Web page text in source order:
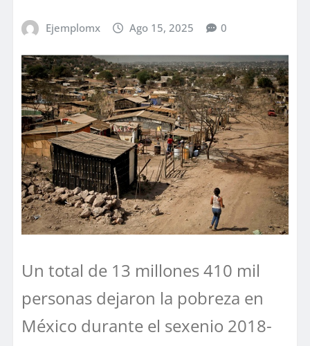
Ejemplomx Ago 15, 2025 0
Un total de 13 millones 410 mil
personas dejaron la pobreza en
México durante el sexenio 2018-